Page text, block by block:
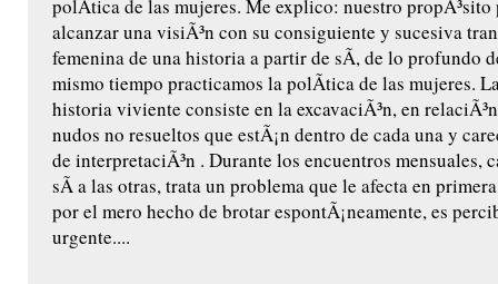
polÃ­tica de las mujeres. Me explico: nuestro propÃ³sito
alcanzar una visiÃ³n con su consiguiente y sucesiva
femenina de una historia a partir de sÃ­, de lo profundo
mismo tiempo practicamos la polÃ­tica de las mujeres.
historia viviente consiste en la excavaciÃ³n, en
nudos no resueltos que estÃ¡n dentro de cada una y
de interpretaciÃ³n . Durante los encuentros mensuales,
sÃ­ a las otras, trata un problema que le afecta en
por el mero hecho de brotar espontÃ¡neamente, es
urgente....